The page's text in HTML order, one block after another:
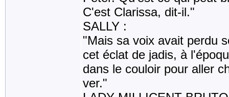
C'est Clarissa, dit-il."
SALLY :
"Mais sa voix avait perdu
cet éclat de jadis, à
dans le couloir pour aller
ver."